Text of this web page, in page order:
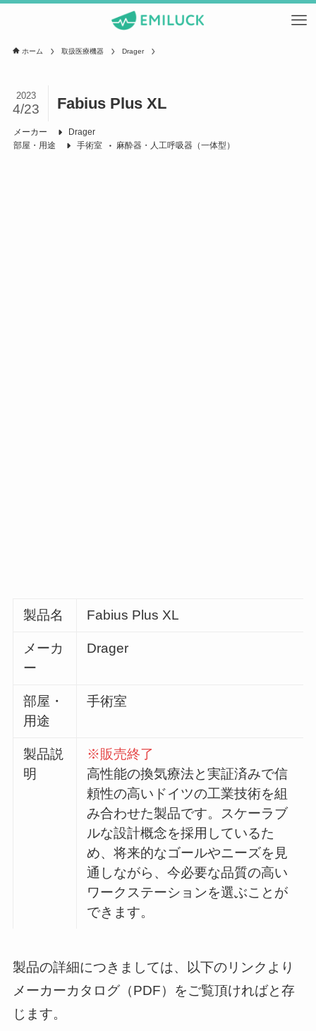
ホーム 取扱医療機器 Drager
Fabius Plus XL
2023
4/23
メーカー
Drager
部屋・用途
手術室 麻酔器・人工呼吸器（一体型）
製品名 Fabius Plus XL
メーカ
ー
Drager
部屋・
用途
手術室
製品説
明
※販売終了
高性能の換気療法と実証済みで信
頼性の高いドイツの工業技術を組
み合わせた製品です。スケーラブ
ルな設計概念を採用しているた
め、将来的なゴールやニーズを見
通しながら、今必要な品質の高い
ワークステーションを選ぶことが
できます。
製品の詳細につきましては、以下のリンクより
メーカーカタログ（PDF）をご覧頂ければと存
じます。